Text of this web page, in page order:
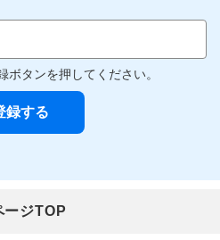
ボタンを押してください。
ージTOP